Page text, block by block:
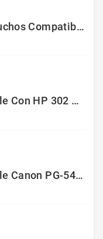
Pack De 2 Cartuchos Compatibles Con HP 301 XL Negro Y Color
Pack Compatible Con HP 302 XL Negro Y Color - SIN NIVEL DE TINTA
Pack Compatible Canon PG-540 XL / CL-541 XL ? Negro Y Color ? Alta Capacidad